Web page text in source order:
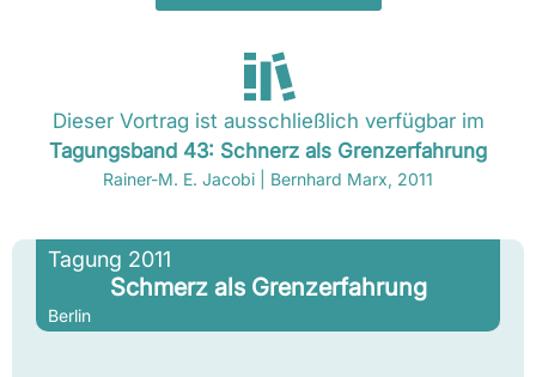
Dieser Vortrag ist ausschließlich verfügbar im
Tagungsband 43: Schnerz als Grenzerfahrung
Rainer-M. E. Jacobi | Bernhard Marx, 2011
Tagung 2011
Schmerz als Grenzerfahrung
Berlin